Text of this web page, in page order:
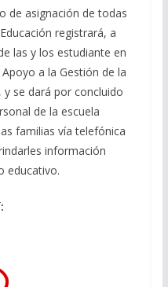
de asignación de todas
registrará, a
las y los estudiante en
a la Gestión de la
y se dará por concluido
de la escuela
familias vía telefónica
información
educativo.